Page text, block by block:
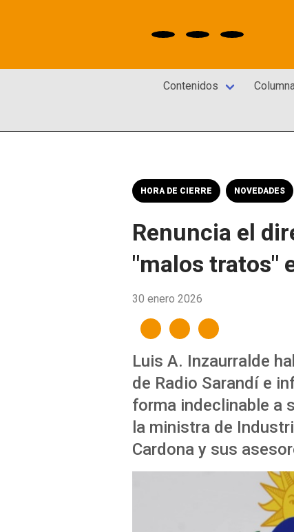
Contenidos
HORA DE CIERRE NOVEDADES
Renuncia el
"malos tratos"
30 enero 2026
Luis A. Inzaurralde
de Radio Sarandí e
forma indeclinable a
la ministra de
Cardona y sus